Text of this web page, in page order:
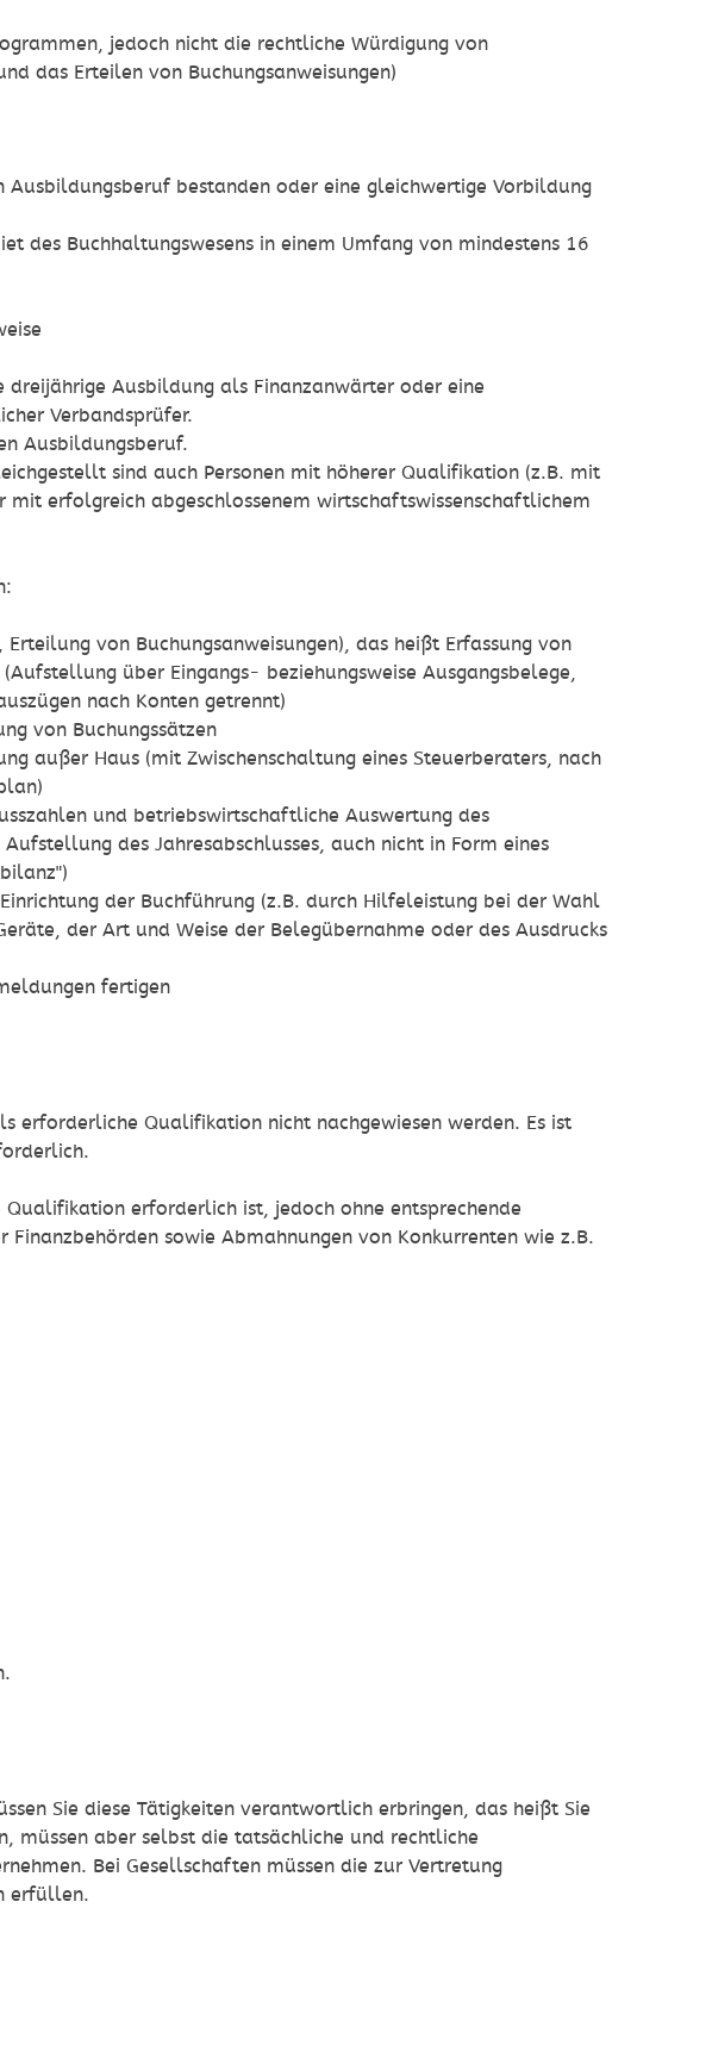
jedoch nicht die rechtliche Würdigung von
das Erteilen von Buchungsanweisungen)
Ausbildungsberuf bestanden oder eine gleichwertige Vorbildung
des Buchhaltungswesens in einem Umfang von mindestens 16
Ausbildung als Finanzanwärter oder eine
Verbandsprüfer.
Ausbildungsberuf.
sind auch Personen mit höherer Qualifikation (z.B. mit
erfolgreich abgeschlossenem wirtschaftswissenschaftlichem
von Buchungsanweisungen), das heißt Erfassung von
über Eingangs- beziehungsweise Ausgangsbelege,
nach Konten getrennt)
von Buchungssätzen
außer Haus (mit Zwischenschaltung eines Steuerberaters, nach
und betriebswirtschaftliche Auswertung des
des Jahresabschlusses, auch nicht in Form eines
der Buchführung (z.B. durch Hilfeleistung bei der Wahl
der Art und Weise der Belegübernahme oder des Ausdrucks
fertigen
erforderliche Qualifikation nicht nachgewiesen werden. Es ist
erforderlich ist, jedoch ohne entsprechende
sowie Abmahnungen von Konkurrenten wie z.B.
Sie diese Tätigkeiten verantwortlich erbringen, das heißt Sie
müssen aber selbst die tatsächliche und rechtliche
Bei Gesellschaften müssen die zur Vertretung
erfüllen.